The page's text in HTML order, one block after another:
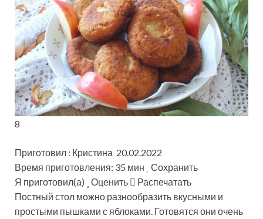
8
Приготовил : Кристина 20.02.2022
Время приготовления: 35 мин
Сохранить
Я приготовил(а)
Оценить
Распечатать
Постный стол можно разнообразить вкусными и
простыми пышками с яблоками. Готовятся они очень